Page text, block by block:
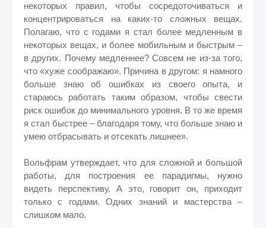
некоторых правил, чтобы сосредоточиваться и
концентрироваться на каких-то сложных вещах.
Полагаю, что с годами я стал более медленным в
некоторых вещах, и более мобильным и быстрым –
в других. Почему медленнее? Совсем не из-за того,
что «хуже соображаю». Причина в другом: я намного
больше знаю об ошибках из своего опыта, и
стараюсь работать таким образом, чтобы свести
риск ошибок до минимального уровня. В то же время
я стал быстрее – благодаря тому, что больше знаю и
умею отбрасывать и отсекать лишнее».
Вольфрам утверждает, что для сложной и большой
работы, для построения ее парадигмы, нужно
видеть перспективу. А это, говорит он, приходит
только с годами. Одних знаний и мастерства –
слишком мало.